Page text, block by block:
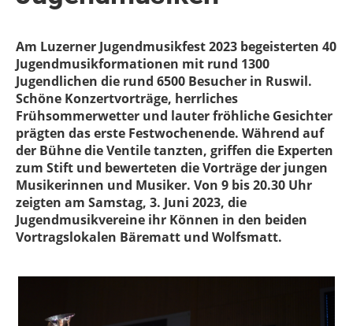
Am Luzerner Jugendmusikfest 2023 begeisterten 40
Jugendmusikformationen mit rund 1300
Jugendlichen die rund 6500 Besucher in Ruswil.
Schöne Konzertvorträge, herrliches
Frühsommerwetter und lauter fröhliche Gesichter
prägten das erste Festwochenende. Während auf
der Bühne die Ventile tanzten, griffen die Experten
zum Stift und bewerteten die Vorträge der jungen
Musikerinnen und Musiker. Von 9 bis 20.30 Uhr
zeigten am Samstag, 3. Juni 2023, die
Jugendmusikvereine ihr Können in den beiden
Vortragslokalen Bärematt und Wolfsmatt.